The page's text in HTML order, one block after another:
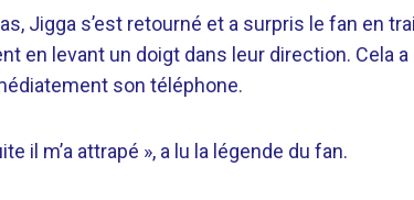
Jigga s’est retourné et a surpris le fan en
en levant un doigt dans leur direction. Cela
son téléphone.
il m’a attrapé », a lu la légende du fan.